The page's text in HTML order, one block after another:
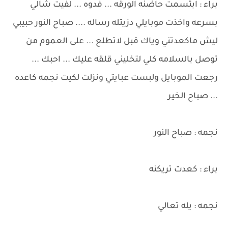
براء : ابتسمت حاضنه الورقه ... فدوه ... لفيت شالي
بسرعه واخذت موبايلي دزيتله رساله .... صباح النور حبيبي
ليش ماكعدتني وياك قبل لاتطلع ... على العموم من
توصل بالسلامه كلي لتخليني قلقه عليك ... احبك ...
رجعت الموبايل ولبست عبايتي ونزلت لكيت نجمه كاعده
... صباح الخير
نجمه : صباح النور
براء : كعدت تريكنه
نجمه : يله تعالي